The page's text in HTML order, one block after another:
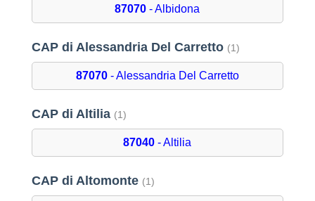
87070 - Albidona
CAP di Alessandria Del Carretto (1)
87070- Alessandria Del Carretto
CAP di Altilia (1)
87040 - Altilia
CAP di Altomonte (1)